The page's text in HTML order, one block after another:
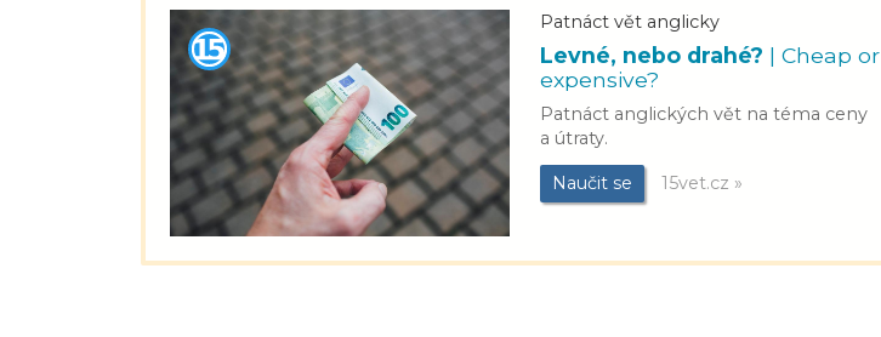
Patnáct vět anglicky
Levné, nebo drahé? | Cheap or
expensive?
Patnáct anglických vět na téma ceny
a útraty.
Naučit se 15vet.cz »